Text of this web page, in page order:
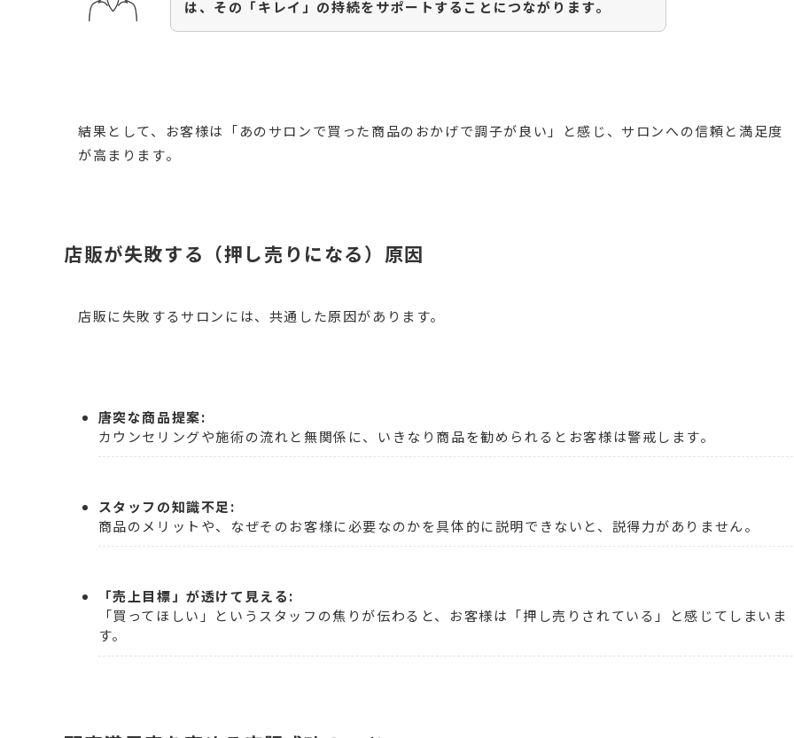
は、その「キレイ」の持続をサポートすることにつながります。
結果として、お客様は「あのサロンで買った商品のおかげで調子が良い」と感じ、サロンへの信頼と満足度
が高まります。
店販が失敗する（押し売りになる）原因
店販に失敗するサロンには、共通した原因があります。
唐突な商品提案:
カウンセリングや施術の流れと無関係に、いきなり商品を勧められるとお客様は警戒します。
スタッフの知識不足:
商品のメリットや、なぜそのお客様に必要なのかを具体的に説明できないと、説得力がありません。
「売上目標」が透けて見える:
「買ってほしい」というスタッフの焦りが伝わると、お客様は「押し売りされている」と感じてしまいま
す。